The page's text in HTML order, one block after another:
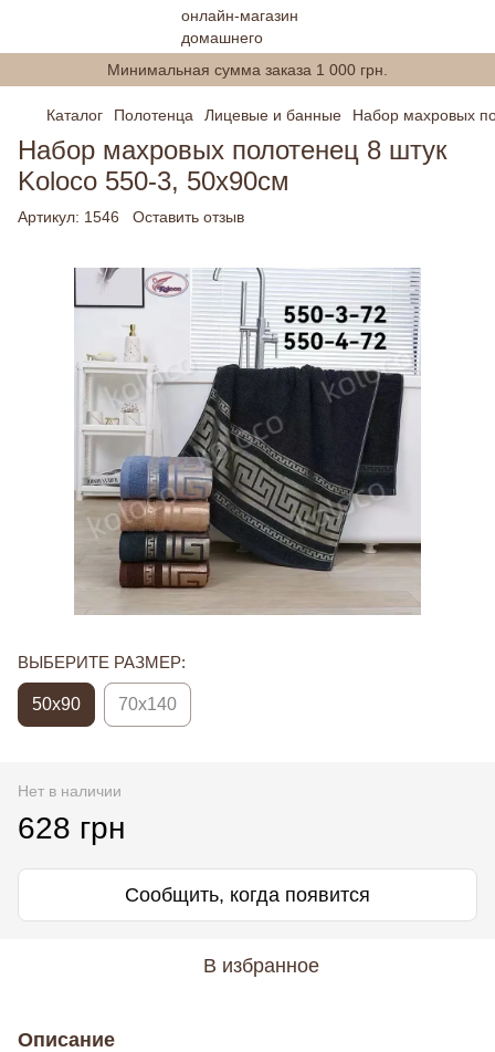
Минимальная сумма заказа 1 000 грн.
Каталог Полотенца Лицевые и банные Набор махровых
Набор махровых полотенец 8 штук
Koloco 550-3, 50х90см
Артикул: 1546 Оставить отзыв
ВЫБЕРИТЕ РАЗМЕР:
50x90 70x140
Нет в наличии
628 грн
Сообщить, когда появится
В избранное
Описание